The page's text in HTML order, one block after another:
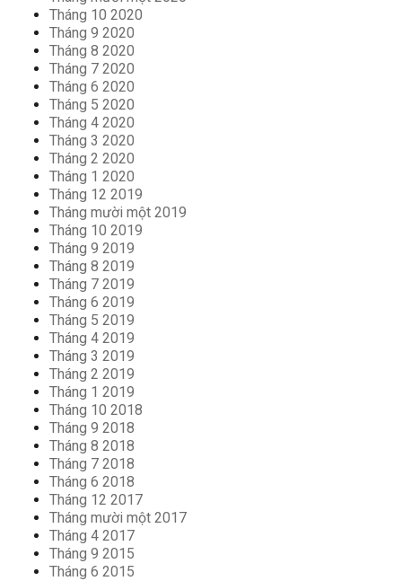
Tháng 10 2020
Tháng 9 2020
Tháng 8 2020
Tháng 7 2020
Tháng 6 2020
Tháng 5 2020
Tháng 4 2020
Tháng 3 2020
Tháng 2 2020
Tháng 1 2020
Tháng 12 2019
Tháng mười một 2019
Tháng 10 2019
Tháng 9 2019
Tháng 8 2019
Tháng 7 2019
Tháng 6 2019
Tháng 5 2019
Tháng 4 2019
Tháng 3 2019
Tháng 2 2019
Tháng 1 2019
Tháng 10 2018
Tháng 9 2018
Tháng 8 2018
Tháng 7 2018
Tháng 6 2018
Tháng 12 2017
Tháng mười một 2017
Tháng 4 2017
Tháng 9 2015
Tháng 6 2015